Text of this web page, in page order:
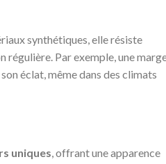
synthétiques, elle résiste
régulière. Par exemple, une
éclat, même dans des climats
uniques , offrant une apparence